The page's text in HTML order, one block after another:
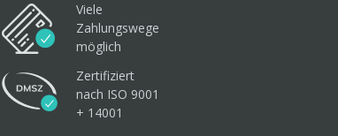
Viele
Zahlungswege
möglich
Zertifiziert
nach ISO 9001
+ 14001